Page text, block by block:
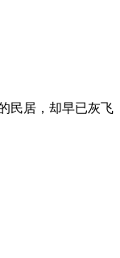
民居，却早已灰飞